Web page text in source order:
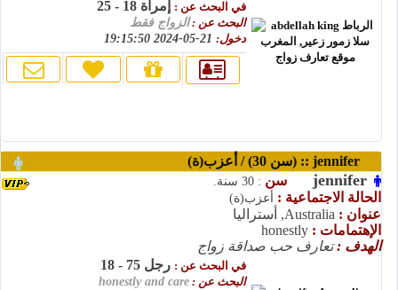
في البحث عن : إمرأة 18 - 25
البحث عن :الزواج فقط
دخول:
jennifer سن : 30 سنة.
الحالة الاجتماعية : أعزب(ة)
عنوان : Australia, أستراليا
الإهتمامات : honestly
الهدف :تعارف حب صداقة زواج
في البحث عن : رجل 75 - 18
البحث عن : honestly and care